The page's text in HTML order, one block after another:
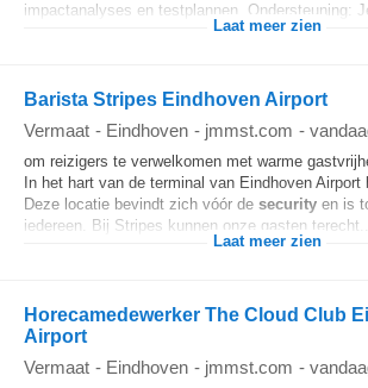
impactanalyses en testplannen. Ondersteuning:
Laat meer zien
Barista Stripes Eindhoven Airport
Vermaat - Eindhoven - jmmst.com -
om reizigers te verwelkomen met warme
In het hart van de terminal van Eindhoven
Deze locatie bevindt zich vóór de security en is
iedereen. Bij Stripes kunnen onze gasten terecht...
Laat meer zien
Horecamedewerker The Cloud Club
Airport
Vermaat - Eindhoven - jmmst.com -